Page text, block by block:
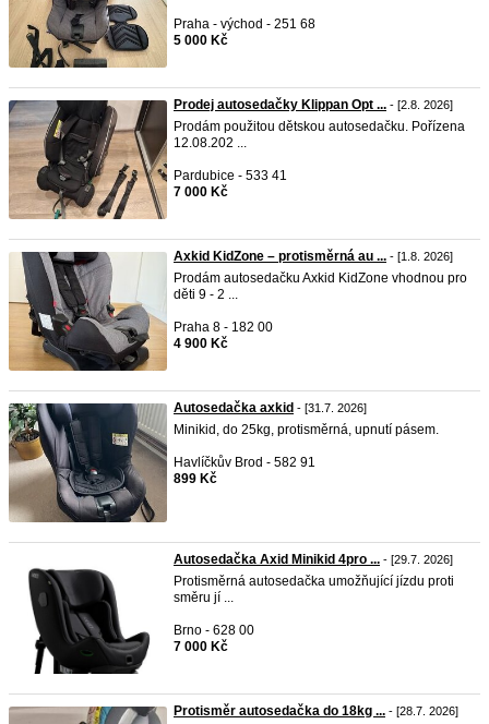
Praha - východ - 251 68
5 000 Kč
Prodej autosedačky Klippan Opt ... - [2.8. 2026]
Prodám použitou dětskou autosedačku. Pořízena
12.08.202 ...
Pardubice - 533 41
7 000 Kč
Axkid KidZone – protisměrná au ... - [1.8. 2026]
Prodám autosedačku Axkid KidZone vhodnou pro
děti 9 - 2 ...
Praha 8 - 182 00
4 900 Kč
Autosedačka axkid - [31.7. 2026]
Minikid, do 25kg, protisměrná, upnutí pásem.
Havlíčkův Brod - 582 91
899 Kč
Autosedačka Axid Minikid 4pro ... - [29.7. 2026]
Protisměrná autosedačka umožňující jízdu proti
směru jí ...
Brno - 628 00
7 000 Kč
Protisměr autosedačka do 18kg ... - [28.7. 2026]